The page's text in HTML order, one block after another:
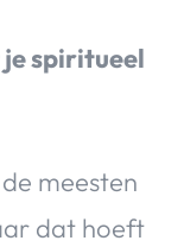
spiritueel
meesten
dat hoeft